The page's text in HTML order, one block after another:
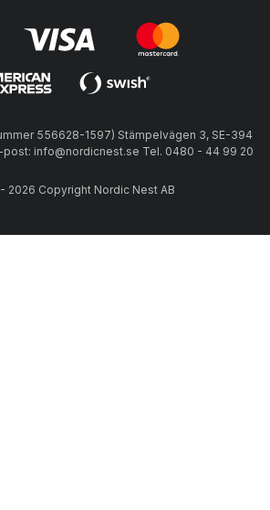
556628-1597) Stämpelvägen 3, SE-394
post: info@nordicnest.se Tel. 0480 - 44 99 20
2026 Copyright Nordic Nest AB